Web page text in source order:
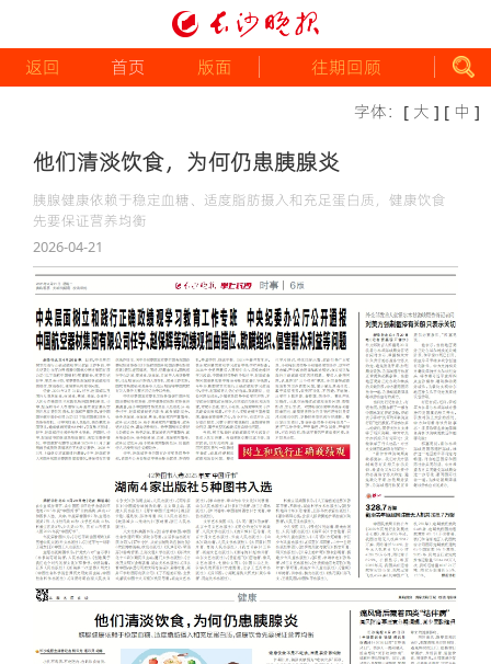
返回 首页 版面 往期回顾
字体： [ 大 ] [ 中 ]
他们清淡饮食，为何仍患胰腺炎
胰腺健康依赖于稳定血糖、适度脂肪摄入和充足蛋白质，健康饮食
先要保证营养均衡
2026-04-21